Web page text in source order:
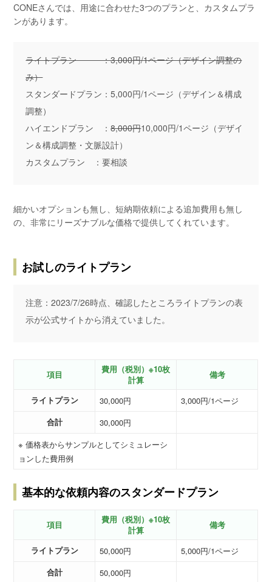
CONEさんでは、用途に合わせた3つのプランと、カスタムプラ
ンがあります。
ライトプラン ：3,000円/1ページ（デザイン調整の
み）
スタンダードプラン：5,000円/1ページ（デザイン＆構成
調整）
ハイエンドプラン ：8,000円10,000円/1ページ（デザイ
ン＆構成調整・文脈設計）
カスタムプラン ：要相談
細かいオプションも無し、短納期依頼による追加費用も無し
の、非常にリーズナブルな価格で提供してくれています。
お試しのライトプラン
注意：2023/7/26時点、確認したところライトプランの表
示が公式サイトから消えていました。
項目
費用（税別）※10枚
計算
備考
ライトプラン 30,000円
3,000円/1ページ
合計
30,000円
※ 価格表からサンプルとしてシミュレーシ
ョンした費用例
基本的な依頼内容のスタンダードプラン
項目
費用（税別）※10枚
計算
備考
ライトプラン 50,000円
5,000円/1ページ
合計
50,000円